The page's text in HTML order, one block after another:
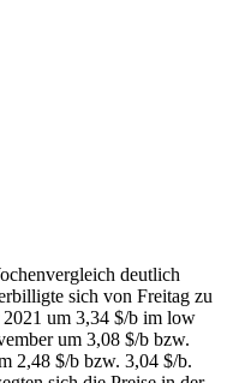
deutlich
sich von Freitag zu
um 3,34 $/b im low
um 3,08 $/b bzw.
2,48 $/b bzw. 3,04 $/b.